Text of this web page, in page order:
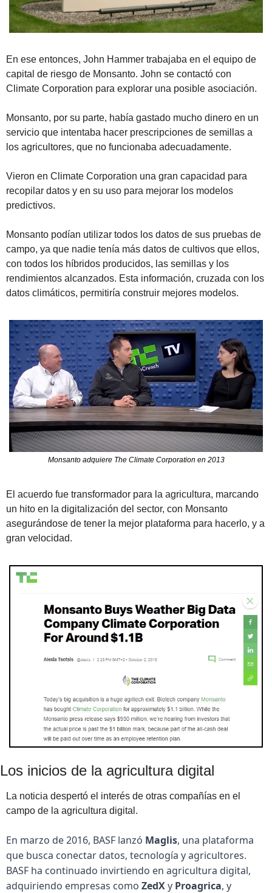
En ese entonces, John Hammer trabajaba en el equipo de
capital de riesgo de Monsanto. John se contactó con
Climate Corporation para explorar una posible asociación.
Monsanto, por su parte, había gastado mucho dinero en un
servicio que intentaba hacer prescripciones de semillas a
los agricultores, que no funcionaba adecuadamente.
Vieron en Climate Corporation una gran capacidad para
recopilar datos y en su uso para mejorar los modelos
predictivos.
Monsanto podían utilizar todos los datos de sus pruebas de
campo, ya que nadie tenía más datos de cultivos que ellos,
con todos los híbridos producidos, las semillas y los
rendimientos alcanzados. Esta información, cruzada con los
datos climáticos, permitiría construir mejores modelos.
Monsanto adquiere The Climate Corporation en 2013
El acuerdo fue transformador para la agricultura, marcando
un hito en la digitalización del sector, con Monsanto
asegurándose de tener la mejor plataforma para hacerlo, y a
gran velocidad.
Los inicios de la agricultura digital
La noticia despertó el interés de otras compañías en el
campo de la agricultura digital.
En marzo de 2016, BASF lanzó Maglis, una plataforma
que busca conectar datos, tecnología y agricultores.
BASF ha continuado invirtiendo en agricultura digital,
adquiriendo empresas como ZedX y Proagrica